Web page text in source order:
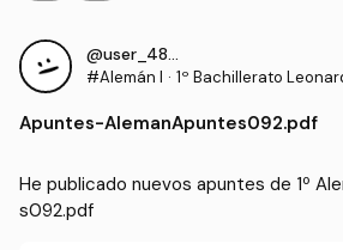
@user_4855881
#Alemán I · 1º Bachillerato
Apuntes-AlemanApuntes092.pdf
He publicado nuevos apuntes de 1º
s092.pdf